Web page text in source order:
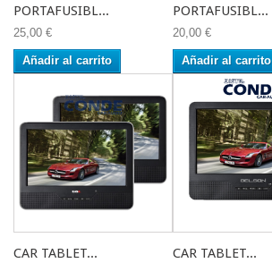
PORTAFUSIBL...
25,00 €
Añadir al carrito
PORTAFUSIBL...
20,00 €
Añadir al carrito
CAR TABLET... CAR TABLET...